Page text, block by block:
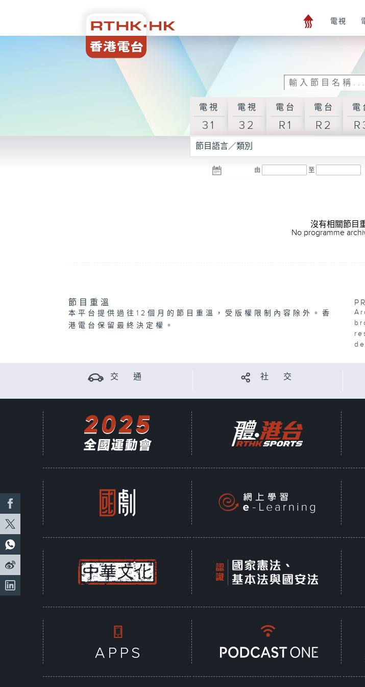
電視
電視
31
電視
32
電台
R1
電台
R2
電
節目語言／類別
由 至
沒有相關節目
No programme
節目重溫
本平台提供過往12個月的節目重溫，受版權限制內容除外。香
港電台保留最終決定權。
交 通 社 交